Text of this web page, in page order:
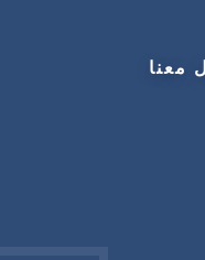
معنا